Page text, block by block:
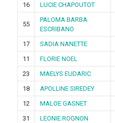
16
LUCIE CHAPOUTOT
55
PALOMA BARBA
ESCRIBANO
17 SADIA NANETTE
11
FLORIE NOEL
23
MAELYS EUDARIC
18
APOLLINE SIREDEY
12
MALOE GASNET
31
LEONIE ROGNON